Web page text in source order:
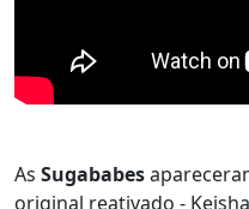
As Sugababes
original reativado -